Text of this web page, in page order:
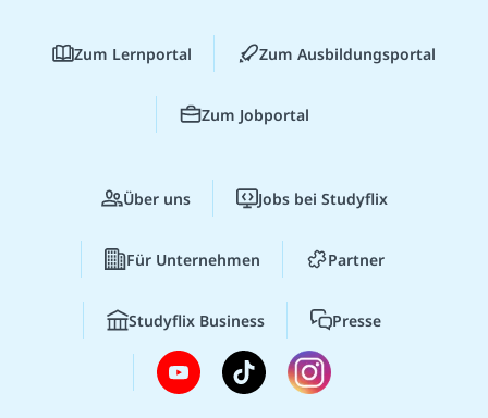
Zum Lernportal Zum Ausbildungsportal
Zum Jobportal
Über uns Jobs bei Studyflix
Für Unternehmen Partner
Studyflix Business Presse